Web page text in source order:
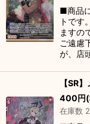
■商品
トです
ますの
ご遠慮
が、店
【SR
400円
在庫数